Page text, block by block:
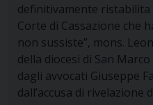
definitivamente
Corte di Cassazione che
non sussiste”, mons.
della diocesi di San
dagli avvocati Giuseppe
dall’accusa di